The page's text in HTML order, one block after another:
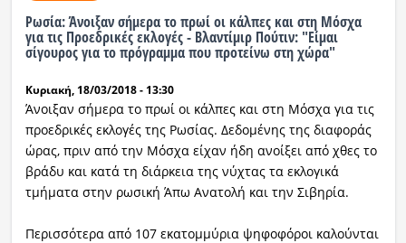
Ελλάδα
Πολιτική
Οικονομία
Κόσμος
Ρωσία: Άνοιξαν σήμερα το πρωί οι κάλπες και στη Μόσχα
για τις Προεδρικές εκλογές - Βλαντίμιρ Πούτιν: "Είμαι
σίγουρος για το πρόγραμμα που προτείνω στη χώρα"
Κυριακή, 18/03/2018 - 13:30
Άνοιξαν σήμερα το πρωί οι κάλπες και στη Μόσχα για τις
προεδρικές εκλογές της Ρωσίας. Δεδομένης της διαφοράς
ώρας, πριν από την Μόσχα είχαν ήδη ανοίξει από χθες το
βράδυ και κατά τη διάρκεια της νύχτας τα εκλογικά
τμήματα στην ρωσική Άπω Ανατολή και την Σιβηρία.
Περισσότερα από 107 εκατομμύρια ψηφοφόροι καλούνται